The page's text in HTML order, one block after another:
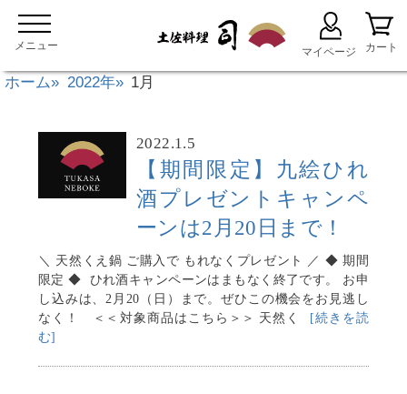
ホーム 2022年 1月
2022.1.5
【期間限定】九絵ひれ
酒プレゼントキャンペ
ーンは2月20日まで！
＼ 天然くえ鍋 ご購入で もれなくプレゼント ／ ◆ 期間
限定 ◆ ひれ酒キャンペーンはまもなく終了です。 お申
し込みは、2月20（日）まで。ぜひこの機会をお見逃し
なく！ ＜＜対象商品はこちら＞＞ 天然く [続きを読
む]